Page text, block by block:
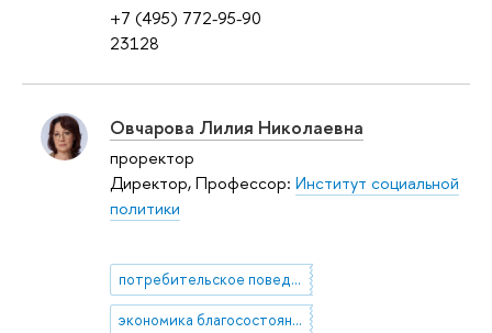
+7 (495) 772-95-90
23128
Овчарова Лилия Николаевна
проректор
Директор, Профессор: Институт социальной
политики
потребительское поведение населения
экономика благосостояния